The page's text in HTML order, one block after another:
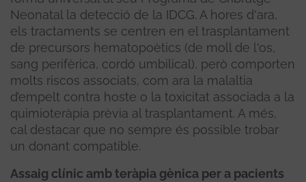
Neonatal la detecció de la IDCG. A hores d'ara,
els tractaments se centren en el trasplantament
de precursors hematopoètics (de moll de l'os,
sang perifèrica, cordó umbilical), però comporten
molts riscos associats, com ara la malaltia
d’empelt contra hoste o la toxicitat associada a la
quimioteràpia prèvia al trasplantament. A més,
cal destacar que no sempre és possible trobar
un donant compatible.
Assaig clínic amb teràpia gènica per a pacients